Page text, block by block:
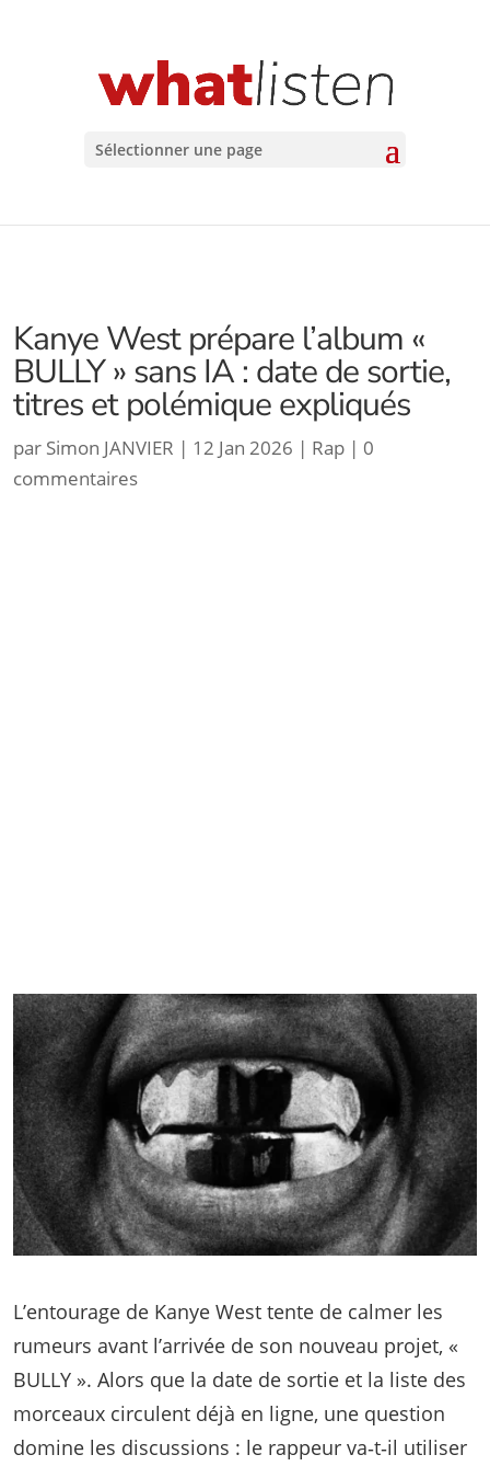
Sélectionner une page
Kanye West prépare l’album «
BULLY » sans IA : date de sortie,
titres et polémique expliqués
par Simon JANVIER | 12 Jan 2026 | Rap | 0
commentaires
L’entourage de Kanye West tente de calmer les
rumeurs avant l’arrivée de son nouveau projet, «
BULLY ». Alors que la date de sortie et la liste des
morceaux circulent déjà en ligne, une question
domine les discussions : le rappeur va‑t‑il utiliser